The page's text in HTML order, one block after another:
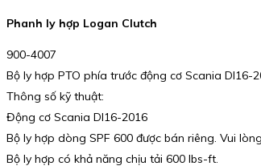
Phanh ly hợp Logan Clutch
900-4007
Bộ ly hợp PTO phía trước động cơ Scania DI16-
Thông số kỹ thuật:
Động cơ Scania DI16-2016
Bộ ly hợp dòng SPF 600 được bán riêng. Vui
Bộ ly hợp có khả năng chịu tải 600 lbs-ft.